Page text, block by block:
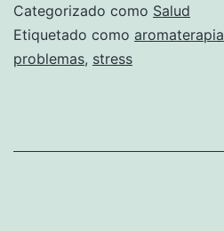
Categorizado como Salud
Etiquetado como aromaterapia
problemas, stress